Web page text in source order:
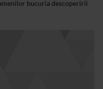
bucuria descoperirii